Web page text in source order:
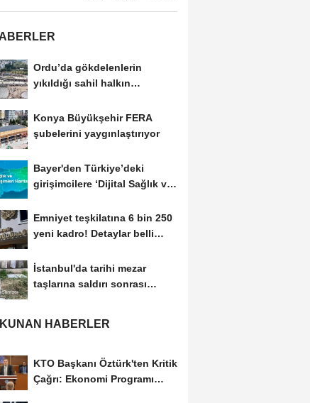
Ordu’da gökdelenlerin
yıkıldığı sahil halkın
Konya Büyükşehir FERA
şubelerini yaygınlaştırıyor
Bayer'den Türkiye’deki
girişimcilere ‘Dijital Sağlık ve
Emniyet teşkilatına 6 bin 250
yeni kadro! Detaylar belli
İstanbul'da tarihi mezar
taşlarına saldırı sonrası
HABERLER
KTO Başkanı Öztürk'ten Kritik
Çağrı: Ekonomi Programı